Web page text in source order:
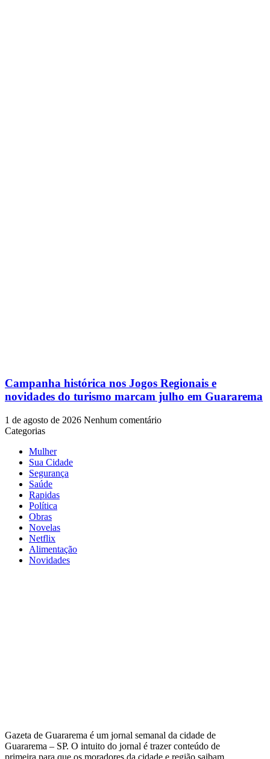
Campanha histórica nos Jogos Regionais e
novidades do turismo marcam julho em Guararema
1 de agosto de 2026 Nenhum comentário
Categorias
Mulher
Sua Cidade
Segurança
Saúde
Rapidas
Política
Obras
Novelas
Netflix
Alimentação
Novidades
Gazeta de Guararema é um jornal semanal da cidade de
Guararema – SP. O intuito do jornal é trazer conteúdo de
primeira para que os moradores da cidade e região saibam